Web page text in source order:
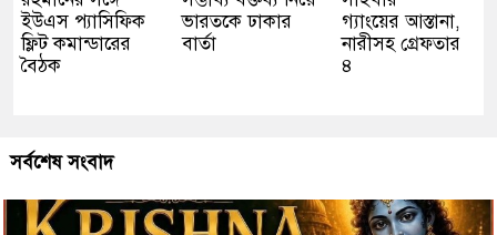
ইউএস প্যাসিফিক
ফ্লিট কমান্ডারের
বৈঠক
ভারতকে ঢাকার
বার্তা
গ্যাংয়ের আস্তানা,
নারীসহ গ্রেফতার
৪
সর্বশেষ সংবাদ